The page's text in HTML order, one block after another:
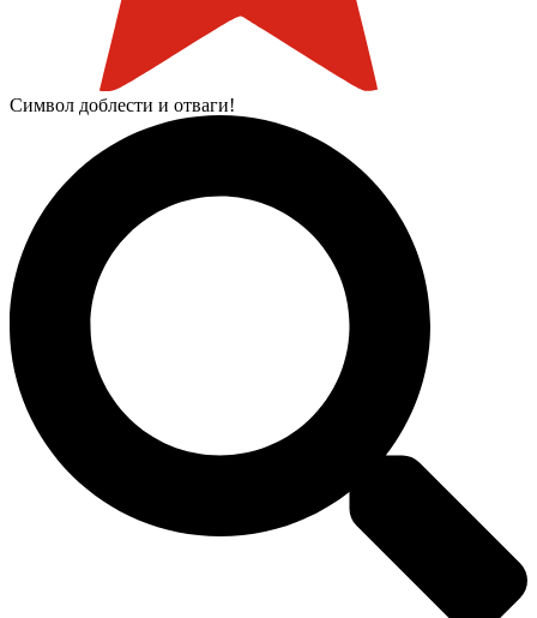
Символ доблести и отваги!